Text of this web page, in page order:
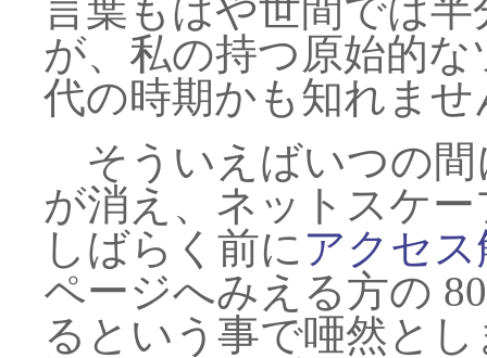
言葉もはや世間では
が、私の持つ原始的
代の時期かも知れませ
そういえばいつの間
が消え、ネットスケ
しばらく前に アクセ
ページへみえる方の
るという事で唖然と